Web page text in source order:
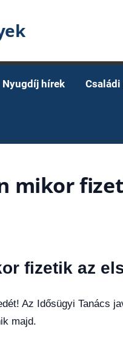
Nyugdíj hírek
mikor
fizetik az
Az Idősügyi Tanács
majd.